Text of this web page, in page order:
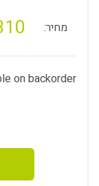
מחיר:
on backorder